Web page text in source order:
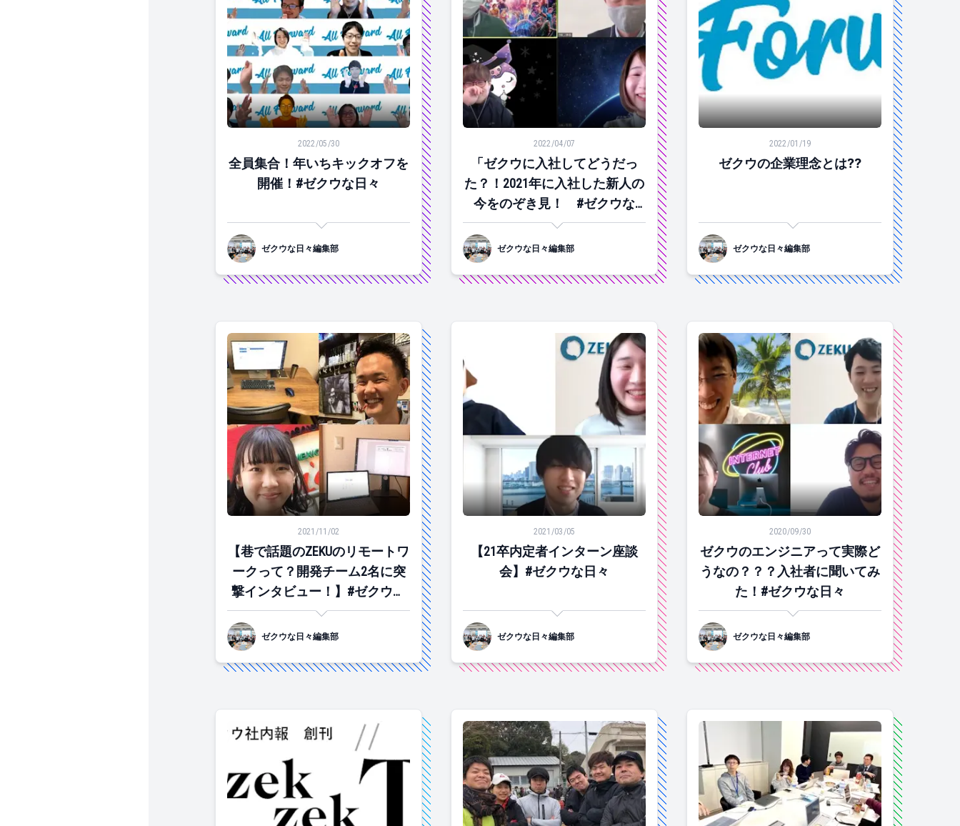
全員集合！年いちキックオフを開催！#ゼクウな日々
2022/05/30
全員集合！年いちキックオフを
開催！#ゼクウな日々
ゼクウな日々編集部
「ゼクウに入社してどうだった？！2021年に入社した新人の今をのぞき見！ #ゼクウな日々」
2022/04/07
「ゼクウに入社してどうだっ
た？！2021年に入社した新人の
今をのぞき見！ #ゼクウな
日々」
ゼクウな日々編集部
2022/01/19
ゼクウの企業理念とは⁇
ゼクウな日々編集部
【巷で話題のZEKUのリモートワークって？開発チーム2名に突撃インタビュー！】#ゼクウな日々
2021/11/02
【巷で話題のZEKUのリモートワ
ークって？開発チーム2名に突
撃インタビュー！】#ゼクウな
日々
ゼクウな日々編集部
【21卒内定者インターン座談会】#ゼクウな日々
2021/03/05
【21卒内定者インターン座談
会】#ゼクウな日々
ゼクウな日々編集部
ゼクウのエンジニアって実際どうなの？？？入社
2020/09/30
ゼクウのエンジニアって実際ど
うなの？？？入社者に聞いてみ
た！#ゼクウな日々
ゼクウな日々編集部